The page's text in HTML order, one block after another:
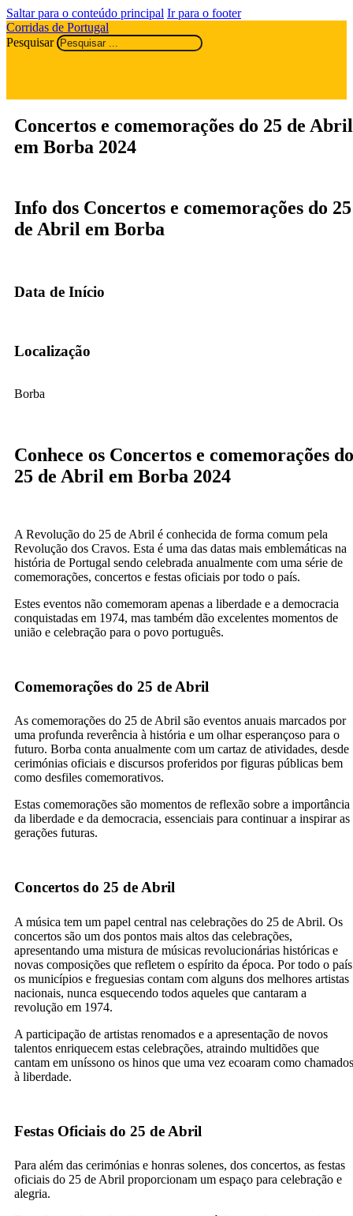
Saltar para o conteúdo principal Ir para o footer
Corridas de Portugal
Pesquisar
Concertos e comemorações do 25 de Abril
em Borba 2024
Info dos Concertos e comemorações do 25
de Abril em Borba
Data de Início
Localização
Borba
Conhece os Concertos e comemorações do
25 de Abril em Borba 2024
A Revolução do 25 de Abril é conhecida de forma comum pela
Revolução dos Cravos. Esta é uma das datas mais emblemáticas na
história de Portugal sendo celebrada anualmente com uma série de
comemorações, concertos e festas oficiais por todo o país.
Estes eventos não comemoram apenas a liberdade e a democracia
conquistadas em 1974, mas também dão excelentes momentos de
união e celebração para o povo português.
Comemorações do 25 de Abril
As comemorações do 25 de Abril são eventos anuais marcados por
uma profunda reverência à história e um olhar esperançoso para o
futuro. Borba conta anualmente com um cartaz de atividades, desde
cerimónias oficiais e discursos proferidos por figuras públicas bem
como desfiles comemorativos.
Estas comemorações são momentos de reflexão sobre a importância
da liberdade e da democracia, essenciais para continuar a inspirar as
gerações futuras.
Concertos do 25 de Abril
A música tem um papel central nas celebrações do 25 de Abril. Os
concertos são um dos pontos mais altos das celebrações,
apresentando uma mistura de músicas revolucionárias históricas e
novas composições que refletem o espírito da época. Por todo o país
os municípios e freguesias contam com alguns dos melhores artistas
nacionais, nunca esquecendo todos aqueles que cantaram a
revolução em 1974.
A participação de artistas renomados e a apresentação de novos
talentos enriquecem estas celebrações, atraindo multidões que
cantam em uníssono os hinos que uma vez ecoaram como chamados
à liberdade.
Festas Oficiais do 25 de Abril
Para além das cerimónias e honras solenes, dos concertos, as festas
oficiais do 25 de Abril proporcionam um espaço para celebração e
alegria.